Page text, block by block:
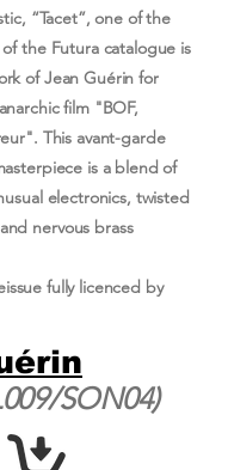
“Tacet”, one of the
the Futura catalogue is
of Jean Guérin for
film "BOF,
This avant-garde
is a blend of
electronics, twisted
nervous brass
fully licenced by
SON04)